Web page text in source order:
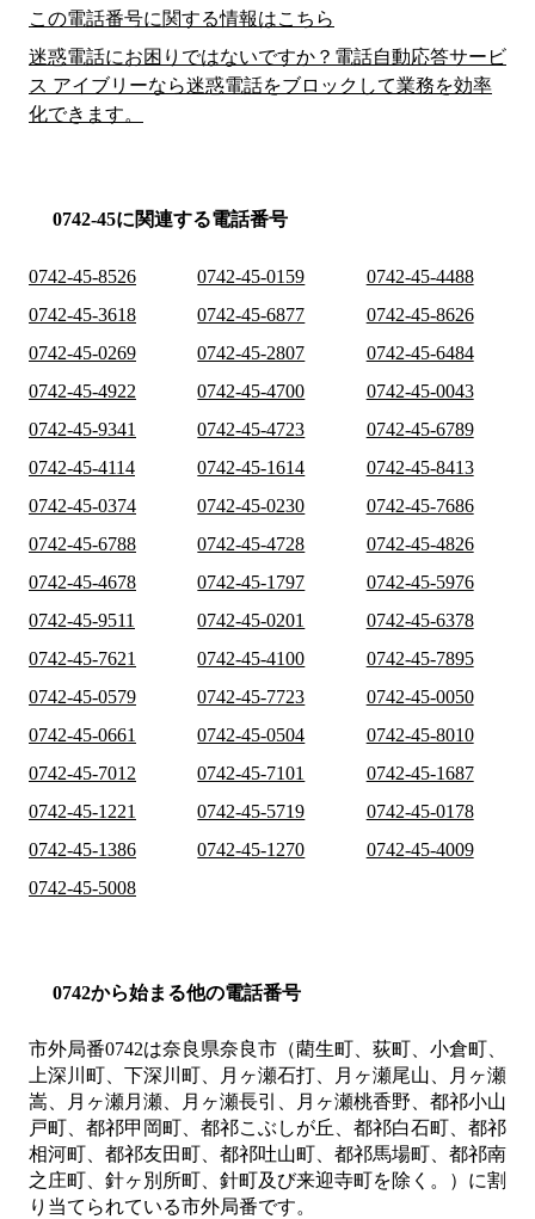
この電話番号に関する情報はこちら
迷惑電話にお困りではないですか？電話自動応答サービ
ス アイブリーなら迷惑電話をブロックして業務を効率
化できます。
0742-45に関連する電話番号
0742-45-8526 0742-45-0159
0742-45-4488
0742-45-3618
0742-45-6877
0742-45-8626
0742-45-0269
0742-45-2807
0742-45-6484
0742-45-4922
0742-45-4700
0742-45-0043
0742-45-9341
0742-45-4723
0742-45-6789
0742-45-4114
0742-45-1614
0742-45-8413
0742-45-0374
0742-45-0230
0742-45-7686
0742-45-6788
0742-45-4728
0742-45-4826
0742-45-4678
0742-45-1797
0742-45-5976
0742-45-9511
0742-45-0201
0742-45-6378
0742-45-7621
0742-45-4100
0742-45-7895
0742-45-0579
0742-45-7723
0742-45-0050
0742-45-0661
0742-45-0504
0742-45-8010
0742-45-7012
0742-45-7101
0742-45-1687
0742-45-1221
0742-45-5719
0742-45-0178
0742-45-1386
0742-45-1270
0742-45-4009
0742-45-5008
0742から始まる他の電話番号
市外局番0742は奈良県奈良市（藺生町、荻町、小倉町、
上深川町、下深川町、月ヶ瀬石打、月ヶ瀬尾山、月ヶ瀬
嵩、月ヶ瀬月瀬、月ヶ瀬長引、月ヶ瀬桃香野、都祁小山
戸町、都祁甲岡町、都祁こぶしが丘、都祁白石町、都祁
相河町、都祁友田町、都祁吐山町、都祁馬場町、都祁南
之庄町、針ヶ別所町、針町及び来迎寺町を除く。） に割
り当てられている市外局番です。